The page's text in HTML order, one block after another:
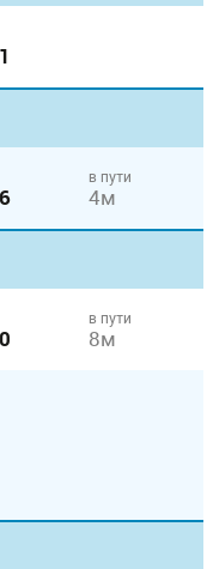
в пути
4м
в пути
8м